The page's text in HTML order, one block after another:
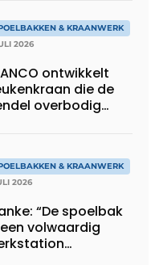
& KRAANWERK
2026
ontwikkelt
die de
overbodig
& KRAANWERK
2026
“De spoelbak
volwaardig